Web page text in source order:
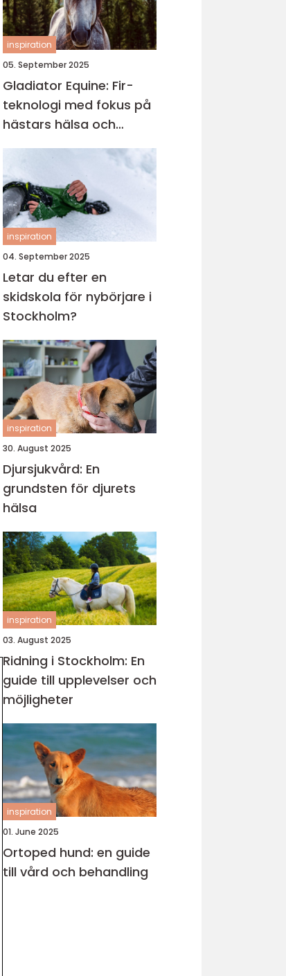
inspiration
05. September 2025
Gladiator Equine: Fir-
teknologi med fokus på
hästars hälsa och
välbefinnande
inspiration
04. September 2025
Letar du efter en
skidskola för nybörjare i
Stockholm?
inspiration
30. August 2025
Djursjukvård: En
grundsten för djurets
hälsa
inspiration
03. August 2025
Ridning i Stockholm: En
guide till upplevelser och
möjligheter
inspiration
01. June 2025
Ortoped hund: en guide
till vård och behandling